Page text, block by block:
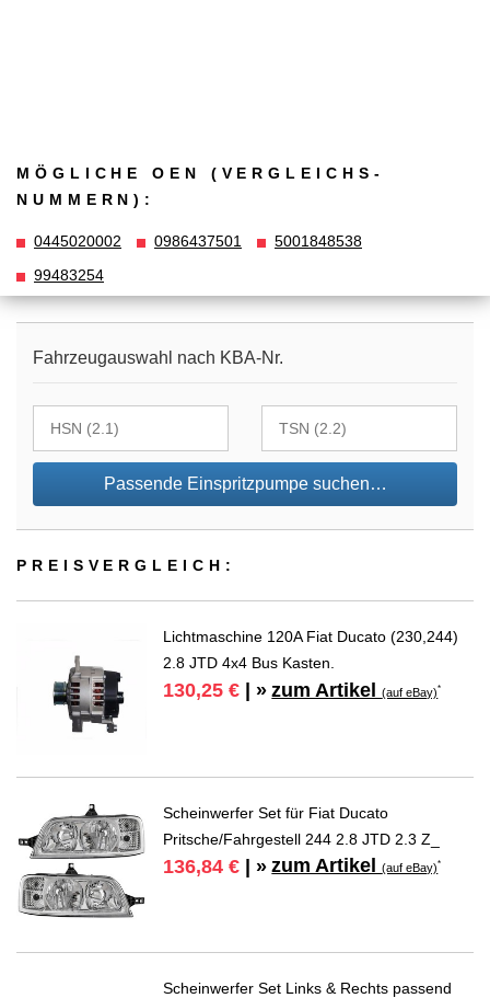
MÖGLICHE OEN (VERGLEICHS­
NUMMERN):
0445020002 0986437501
5001848538
99483254
Fahrzeugauswahl nach KBA-Nr.
Passende Einspritzpumpe suchen…
PREIS­VER­GLEICH:
Lichtmaschine 120A Fiat Ducato (230,244)
2.8 JTD 4x4 Bus Kasten.
130,25 € | » zum Artikel(auf eBay)*
Scheinwerfer Set für Fiat Ducato
Pritsche/Fahrgestell 244 2.8 JTD 2.3 Z_
136,84 € | » zum Artikel(auf eBay)*
Scheinwerfer Set Links & Rechts passend